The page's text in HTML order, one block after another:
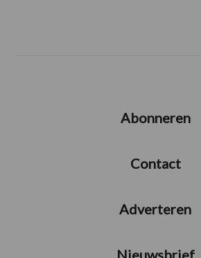
Abonneren
Contact
Adverteren
Nieuwsbrief